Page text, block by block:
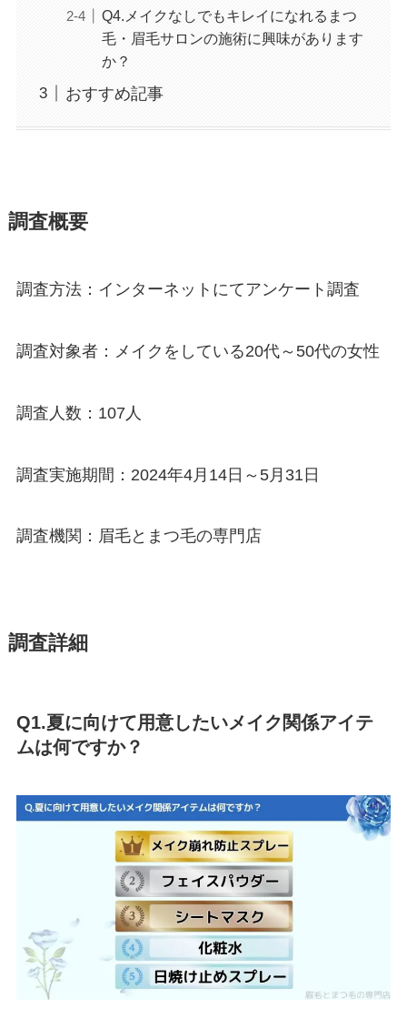
Q4.メイクなしでもキレイになれるまつ
毛・眉毛サロンの施術に興味があります
か？
おすすめ記事
調査概要
調査方法：インターネットにてアンケート調査
調査対象者：メイクをしている20代～50代の女性
調査人数：107人
調査実施期間：2024年4月14日～5月31日
調査機関：眉毛とまつ毛の専門店
調査詳細
Q1.夏に向けて用意したいメイク関係アイテ
ムは何ですか？